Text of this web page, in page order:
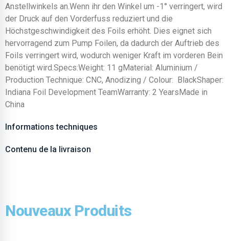
Anstellwinkels an.Wenn ihr den Winkel um -1° verringert, wird
der Druck auf den Vorderfuss reduziert und die
Höchstgeschwindigkeit des Foils erhöht. Dies eignet sich
hervorragend zum Pump Foilen, da dadurch der Auftrieb des
Foils verringert wird, wodurch weniger Kraft im vorderen Bein
benötigt wird.Specs:Weight: 11 gMaterial: Aluminium /
Production Technique: CNC, Anodizing / Colour: BlackShaper:
Indiana Foil Development TeamWarranty: 2 YearsMade in
China
Informations techniques
Contenu de la livraison
Nouveaux Produits